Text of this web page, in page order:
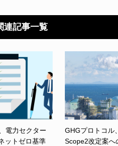
連記事一覧
電力セクター
ットゼロ基準
GHGプロトコル、
Scope2改定案へ